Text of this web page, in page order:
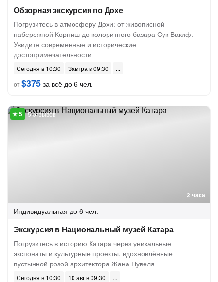
Обзорная экскурсия по Дохе
Погрузитесь в атмосферу Дохи: от живописной
набережной Корниш до колоритного базара Сук Вакиф.
Увидите современные и исторические
достопримечательности
Сегодня в 10:30
Завтра в 09:30
от$375 за всё до 6 чел.
2 часа
5 отзывов
Индивидуальная до 6 чел.
Экскурсия в Национальный музей Катара
Погрузитесь в историю Катара через уникальные
экспонаты и культурные проекты, вдохновлённые
пустынной розой архитектора Жана Нувеля
Сегодня в 10:30
10 авг в 09:30